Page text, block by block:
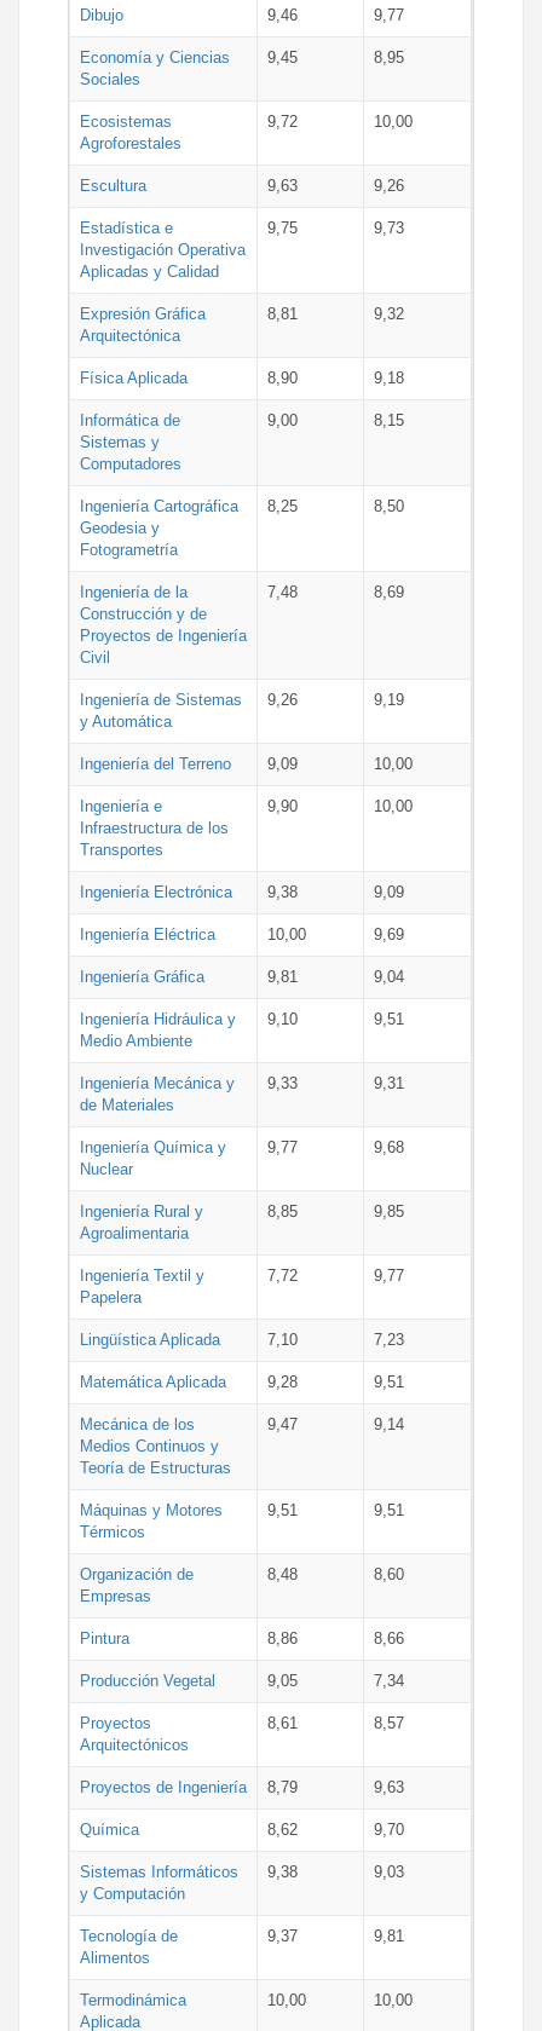
Dibujo 9,46 9,77
Economía y Ciencias
Sociales
9,45 8,95
Ecosistemas
Agroforestales
9,72 10,00
Escultura 9,63 9,26
Estadística e
Investigación Operativa
Aplicadas y Calidad
9,75 9,73
Expresión Gráfica
Arquitectónica
8,81 9,32
Física Aplicada 8,90 9,18
Informática de
Sistemas y
Computadores
9,00 8,15
Ingeniería Cartográfica
Geodesia y
Fotogrametría
8,25 8,50
Ingeniería de la
Construcción y de
Proyectos de Ingeniería
Civil
7,48 8,69
Ingeniería de Sistemas
y Automática
9,26 9,19
Ingeniería del Terreno 9,09 10,00
Ingeniería e
Infraestructura de los
Transportes
9,90 10,00
Ingeniería Electrónica 9,38 9,09
Ingeniería Eléctrica 10,00 9,69
Ingeniería Gráfica 9,81 9,04
Ingeniería Hidráulica y
Medio Ambiente
9,10 9,51
Ingeniería Mecánica y
de Materiales
9,33 9,31
Ingeniería Química y
Nuclear
9,77 9,68
Ingeniería Rural y
Agroalimentaria
8,85 9,85
Ingeniería Textil y
Papelera
7,72 9,77
Lingüística Aplicada 7,10 7,23
Matemática Aplicada 9,28 9,51
Mecánica de los
Medios Continuos y
Teoría de Estructuras
9,47 9,14
Máquinas y Motores
Térmicos
9,51 9,51
Organización de
Empresas
8,48 8,60
Pintura 8,86 8,66
Producción Vegetal 9,05 7,34
Proyectos
Arquitectónicos
8,61 8,57
Proyectos de Ingeniería 8,79 9,63
Química 8,62 9,70
Sistemas Informáticos
y Computación
9,38 9,03
Tecnología de
Alimentos
9,37 9,81
Termodinámica
Aplicada
10,00 10,00